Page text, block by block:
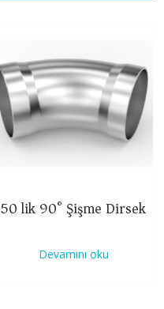
50 lik 90° Şişme Dirsek
Devamını oku